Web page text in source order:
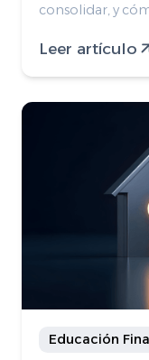
consolidar, y
Leer artículo
Educación